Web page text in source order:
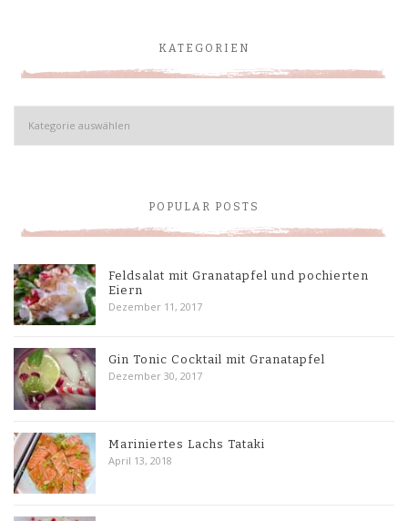
KATEGORIEN
Kategorien
POPULAR POSTS
Feldsalat mit Granatapfel und pochierten
Eiern
Dezember 11, 2017
Gin Tonic Cocktail mit Granatapfel
Dezember 30, 2017
Mariniertes Lachs Tataki
April 13, 2018